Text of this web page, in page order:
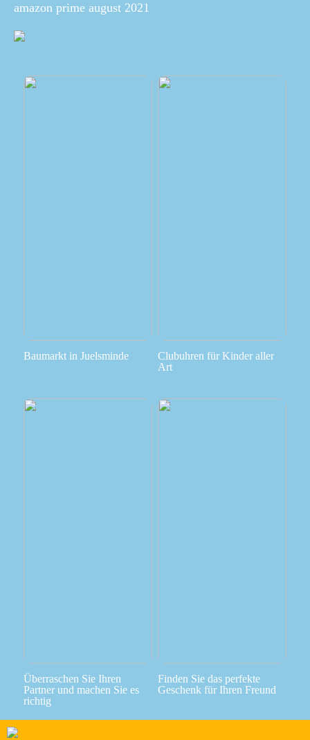
amazon prime august 2021
Baumarkt in Juelsminde
Clubuhren für Kinder aller
Art
Überraschen Sie Ihren
Partner und machen Sie es
richtig
Finden Sie das perfekte
Geschenk für Ihren Freund